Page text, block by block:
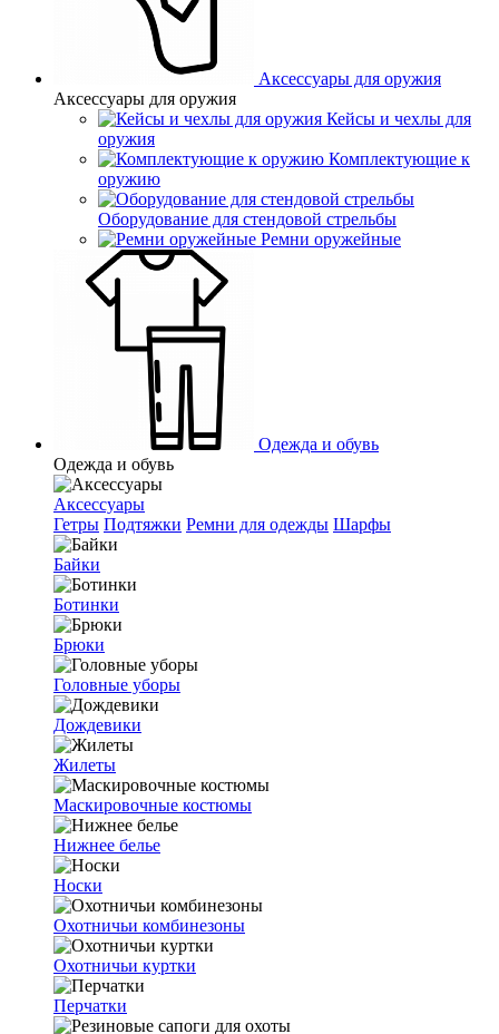
Аксессуары для оружия
Аксессуары для оружия
Кейсы и чехлы для
оружия
Комплектующие к
оружию
Оборудование для стендовой стрельбы
Ремни оружейные
Одежда и обувь
Одежда и обувь
Аксессуары
Гетры Подтяжки Ремни для одежды Шарфы
Байки
Ботинки
Брюки
Головные уборы
Дождевики
Жилеты
Маскировочные костюмы
Нижнее белье
Носки
Охотничьи комбинезоны
Охотничьи куртки
Перчатки